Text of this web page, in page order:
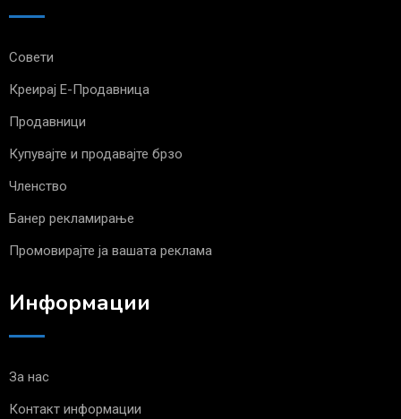
Совети
Креирај Е-Продавница
Продавници
Купувајте и продавајте брзо
Членство
Банер рекламирање
Промовирајте ја вашата реклама
Информации
За нас
Контакт информации